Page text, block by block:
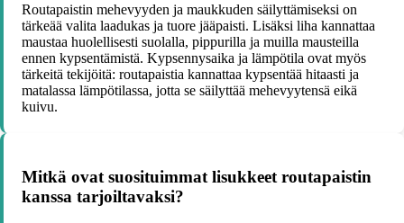
Routapaistin mehevyyden ja maukkuden säilyttämiseksi on
tärkeää valita laadukas ja tuore jääpaisti. Lisäksi liha kannattaa
maustaa huolellisesti suolalla, pippurilla ja muilla mausteilla
ennen kypsentämistä. Kypsennysaika ja lämpötila ovat myös
tärkeitä tekijöitä: routapaistia kannattaa kypsentää hitaasti ja
matalassa lämpötilassa, jotta se säilyttää mehevyytensä eikä
kuivu.
Mitkä ovat suosituimmat lisukkeet routapaistin
kanssa tarjoiltavaksi?